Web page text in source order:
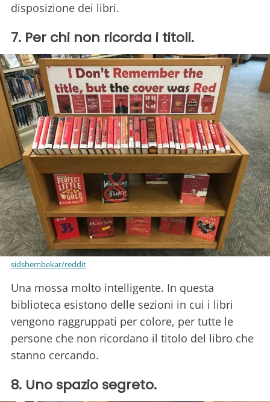
disposizione dei libri.
7. Per chi non ricorda i titoli.
sidshembekar/reddit
Una mossa molto intelligente. In questa
biblioteca esistono delle sezioni in cui i libri
vengono raggruppati per colore, per tutte le
persone che non ricordano il titolo del libro che
stanno cercando.
8. Uno spazio segreto.